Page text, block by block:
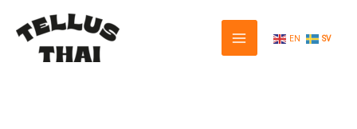
innehåll
EN SV